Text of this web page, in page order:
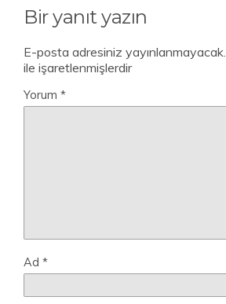
Bir yanıt yazın
E-posta adresiniz yayınlanmayacak.
ile işaretlenmişlerdir
Yorum *
Ad *